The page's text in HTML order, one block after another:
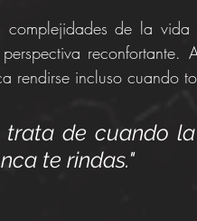
complejidades de la
reconfortante.
rendirse incluso cuando
trata de cuando
te rindas."